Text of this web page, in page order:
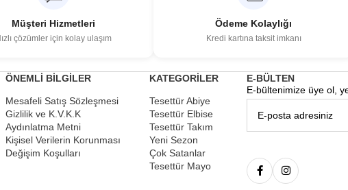
Müşteri Hizmetleri
çözümler için kolay ulaşım
Ödeme Kolaylığı
Kredi kartına taksit imkanı
ÖNEMLİ BİLGİLER
Mesafeli Satış Sözleşmesi
Gizlilik ve K.V.K.K
Aydınlatma Metni
Kişisel Verilerin Korunması
Değişim Koşulları
KATEGORİLER
Tesettür Abiye
Tesettür Elbise
Tesettür Takım
Yeni Sezon
Çok Satanlar
Tesettür Mayo
E-BÜLTEN
E-bültenimize üye ol,